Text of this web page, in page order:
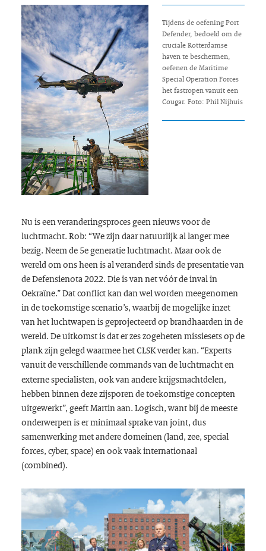
Tijdens de oefening Port
Defender, bedoeld om de
cruciale Rotterdamse
haven te beschermen,
oefenen de Maritime
Special Operation Forces
het fastropen vanuit een
Cougar. Foto: Phil Nijhuis
Nu is een veranderingsproces geen nieuws voor de
luchtmacht. Rob: “We zijn daar natuurlijk al langer mee
bezig. Neem de 5e generatie luchtmacht. Maar ook de
wereld om ons heen is al veranderd sinds de presentatie van
de Defensienota 2022. Die is van net vóór de inval in
Oekraïne.” Dat conflict kan dan wel worden meegenomen
in de toekomstige scenario’s, waarbij de mogelijke inzet
van het luchtwapen is geprojecteerd op brandhaarden in de
wereld. De uitkomst is dat er zes zogeheten missiesets op de
plank zijn gelegd waarmee het CLSK verder kan. “Experts
vanuit de verschillende commandsvan de luchtmacht en
externe specialisten, ook van andere krijgsmachtdelen,
hebben binnen deze zijsporen de toekomstige concepten
uitgewerkt”, geeft Martin aan. Logisch, want bij de meeste
onderwerpen is er minimaal sprake van joint, dus
samenwerking met andere domeinen (land, zee, special
forces, cyber, space) en ook vaak internationaal
(combined).